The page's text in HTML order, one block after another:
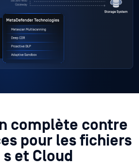
complète contre
pour les fichiers
s et Cloud